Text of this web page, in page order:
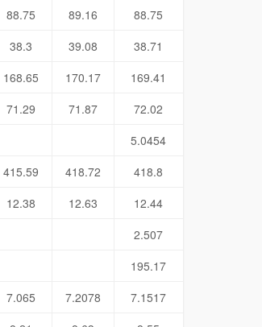
88.75 89.16
88.75
38.3 39.08
38.71
168.65 170.17
169.41
71.29 71.87
72.02
5.0454
415.59 418.72
418.8
12.38 12.63
12.44
2.507
195.17
7.065 7.2078
7.1517